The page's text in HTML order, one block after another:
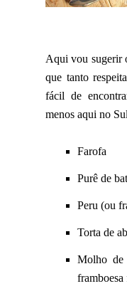
Aqui vou sugerir
que tanto
fácil de
menos aqui no
Farofa
Purê de
Peru (ou
Torta de
Molho de